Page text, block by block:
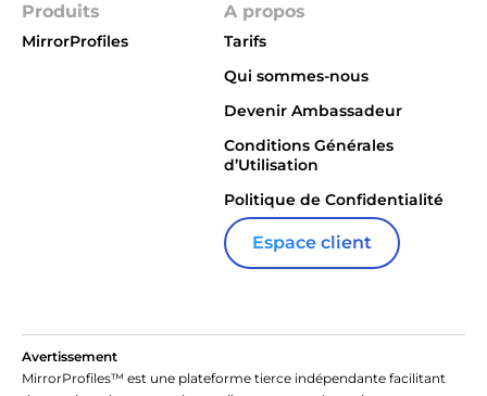
Produits
MirrorProfiles
A propos
Tarifs
Qui sommes-nous
Devenir Ambassadeur
Conditions Générales
d’Utilisation
Politique de Confidentialité
Espace client
Avertissement
MirrorProfiles™ est une plateforme tierce indépendante facilitant